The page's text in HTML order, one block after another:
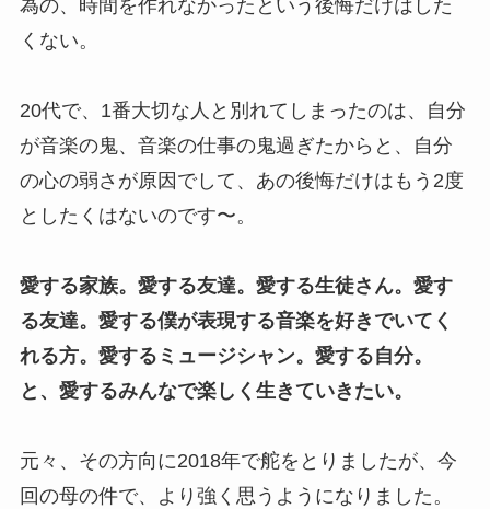
為の、時間を作れなかったという後悔だけはした
くない。
20代で、1番大切な人と別れてしまったのは、自分
が音楽の鬼、音楽の仕事の鬼過ぎたからと、自分
の心の弱さが原因でして、あの後悔だけはもう2度
としたくはないのです〜。
愛する家族。愛する友達。愛する生徒さん。愛す
る友達。愛する僕が表現する音楽を好きでいてく
れる方。愛するミュージシャン。愛する自分。
と、愛するみんなで楽しく生きていきたい。
元々、その方向に2018年で舵をとりましたが、今
回の母の件で、より強く思うようになりました。